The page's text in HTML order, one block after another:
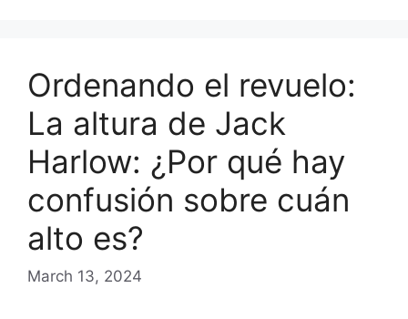
Ordenando el revuelo:
La altura de Jack
Harlow: ¿Por qué hay
confusión sobre cuán
alto es?
March 13, 2024